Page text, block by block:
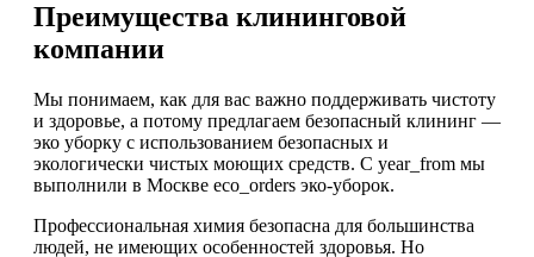
Преимущества клининговой
компании
Мы понимаем, как для вас важно поддерживать чистоту
и здоровье, а потому предлагаем безопасный клининг —
эко уборку с использованием безопасных и
экологически чистых моющих средств. С year_from мы
выполнили в Москве eco_orders эко-уборок.
Профессиональная химия безопасна для большинства
людей, не имеющих особенностей здоровья. Но